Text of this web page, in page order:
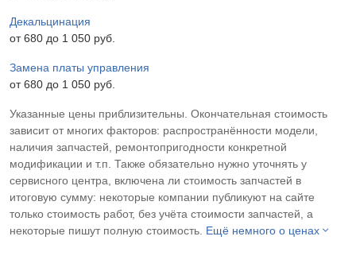
Декальцинация
от 680 до 1 050 pyб.
Замена платы управления
от 680 до 1 050 pyб.
Указанные цены приблизительны. Окончательная стоимость
зависит от многих факторов: распространённости модели,
наличия запчастей, ремонтопригодности конкретной
модификации и т.п. Также обязательно нужно уточнять у
сервисного центра, включена ли стоимость запчастей в
итоговую сумму: некоторые компании публикуют на сайте
только стоимость работ, без учёта стоимости запчастей, а
некоторые пишут полную стоимость. Ещё немного о ценах